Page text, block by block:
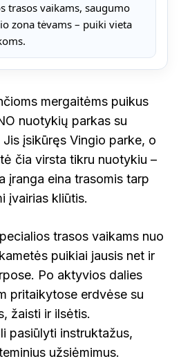
trasos vaikams, saugumo
zona tėvams – puiki vieta
mergaitėms puikus
nuotykių parkas su
įsikūręs Vingio parke, o
čia virsta tikru nuotykiu –
įranga eina trasomis tarp
įvairias kliūtis.
trasos vaikams nuo
puikiai jausis net ir
Po aktyvios dalies
pritaikytose erdvėse su
žaisti ir ilsėtis.
pasiūlyti instruktažus,
užsiėmimus.